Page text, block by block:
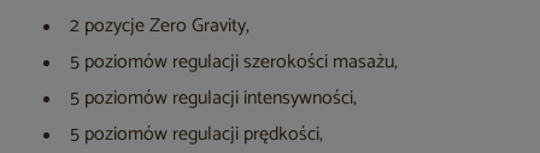
2 pozycje Zero Gravity,
5 poziomów regulacji szerokości masażu,
5 poziomów regulacji intensywności,
5 poziomów regulacji prędkości,